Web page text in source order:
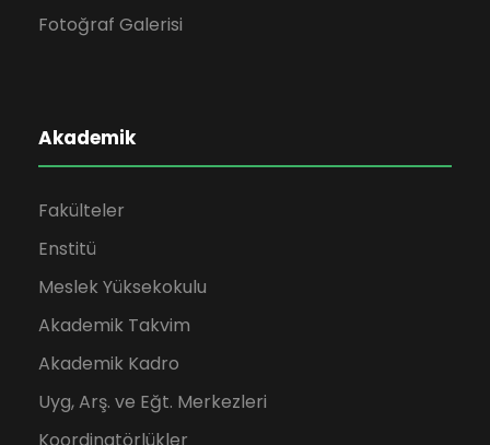
Fotoğraf Galerisi
Akademik
Fakülteler
Enstitü
Meslek Yüksekokulu
Akademik Takvim
Akademik Kadro
Uyg, Arş. ve Eğt. Merkezleri